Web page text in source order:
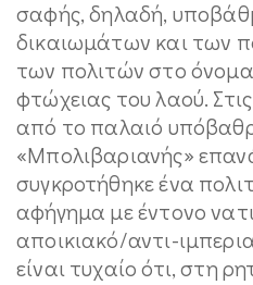
σαφής, δηλαδή,
δικαιωμάτων και των
των πολιτών στο
φτώχειας του λαού.
από το παλαιό
«Μπολιβαριανής»
συγκροτήθηκε ένα
αφήγημα με έντονο
αποικιακό/αντι-
είναι τυχαίο ότι, στη